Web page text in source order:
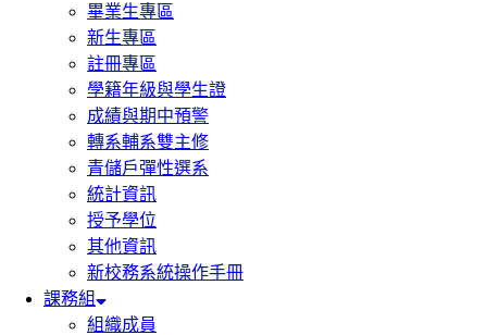
畢業生專區
新生專區
註冊專區
學籍年級與學生證
成績與期中預警
轉系輔系雙主修
青儲戶彈性選系
統計資訊
授予學位
其他資訊
新校務系統操作手冊
課務組
組織成員